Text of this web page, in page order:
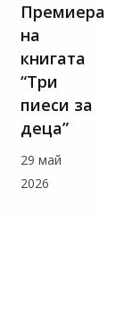
Премиера
на
книгата
“Три
пиеси за
деца”
29 май
2026